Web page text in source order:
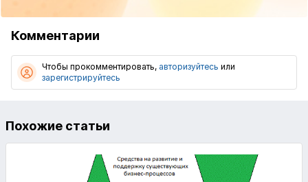
Комментарии
Чтобы прокомментировать, авторизуйтесь или
зарегистрируйтесь
Похожие статьи